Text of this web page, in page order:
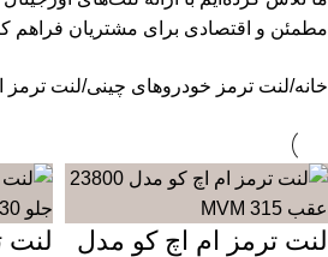
مطمئن و اقتصادی برای مشتریان فراهم
خانه لنت ترمز خودروهای چینی لنت ترمز
لنت ترمز ام اچ کو مدل
لنت